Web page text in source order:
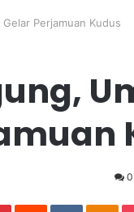
Perjamuan Kudus
0
PinterestReddit VKontakte